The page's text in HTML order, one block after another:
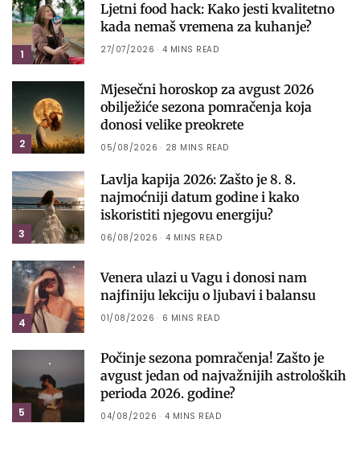
1
Ljetni food hack: Kako jesti kvalitetno
kada nemaš vremena za kuhanje?
27/07/2026 4 MINS READ
2
Mjesečni horoskop za avgust 2026
obilježiće sezona pomračenja koja
donosi velike preokrete
05/08/2026 28 MINS READ
3
Lavlja kapija 2026: Zašto je 8. 8.
najmoćniji datum godine i kako
iskoristiti njegovu energiju?
06/08/2026 4 MINS READ
4
Venera ulazi u Vagu i donosi nam
najfiniju lekciju o ljubavi i balansu
01/08/2026 6 MINS READ
5
Počinje sezona pomračenja! Zašto je
avgust jedan od najvažnijih astroloških
perioda 2026. godine?
04/08/2026 4 MINS READ